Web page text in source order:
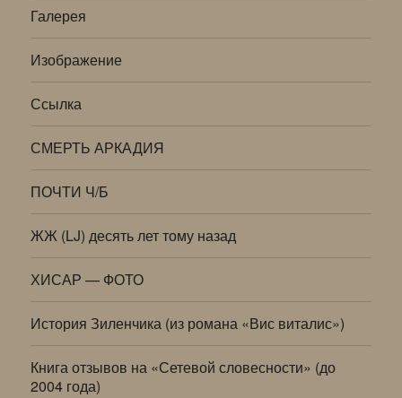
Галерея
Изображение
Ссылка
СМЕРТЬ АРКАДИЯ
ПОЧТИ Ч/Б
ЖЖ (LJ) десять лет тому назад
ХИСАР — ФОТО
История Зиленчика (из романа «Вис виталис»)
Книга отзывов на «Сетевой словесности» (до
2004 года)